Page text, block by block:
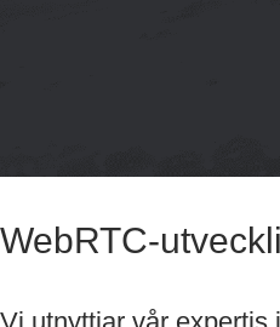
WebRTC-